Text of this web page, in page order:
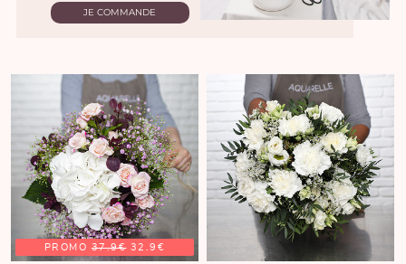
JE COMMANDE
PROMO 37.9€32.9€